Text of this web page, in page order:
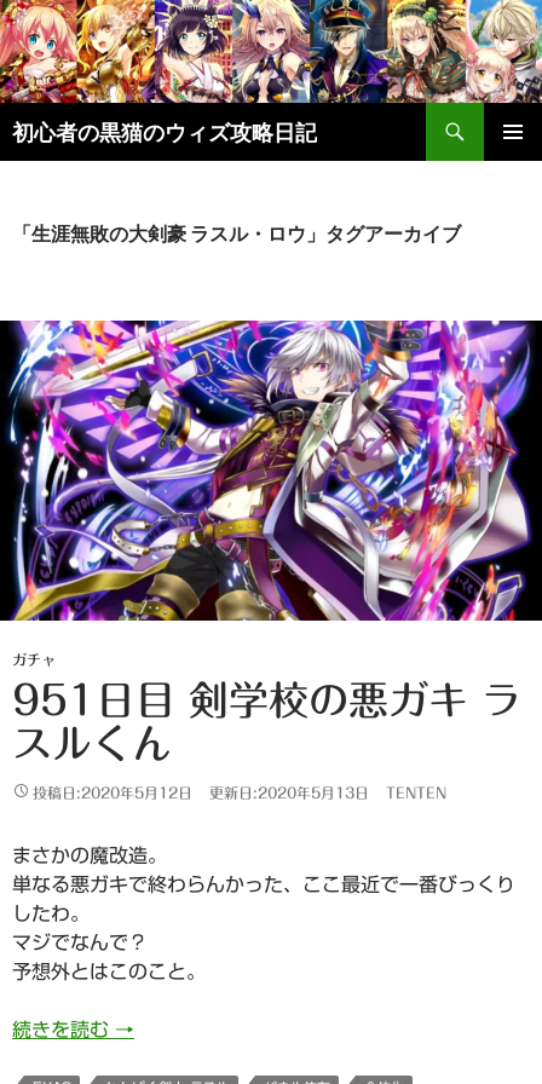
初心者の黒猫のウィズ攻略日記
検
索
ン
キ
ッ
プ
「生涯無敗の大剣豪 ラスル・ロウ」タグアーカイブ
ガチャ
951日目 剣学校の悪ガキ ラ
スルくん
投稿日:2020年5月12日 更新日:2020年5月13日 TENTEN
まさかの魔改造。
単なる悪ガキで終わらんかった、ここ最近で一番びっくり
したわ。
マジでなんで？
予想外とはこのこと。
続きを読む 951日目 剣学校の悪ガキ ラスルくん
→